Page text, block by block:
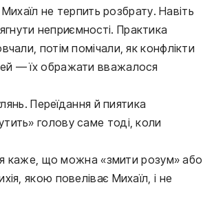
Михаїл не терпить розбрату. Навіть
неприємності. Практика
потім помічали, як конфлікти
— їх ображати вважалося
Переїдання й пиятика
голову саме тоді, коли
каже, що можна «змити розум» або
якою повеліває Михаїл, і не